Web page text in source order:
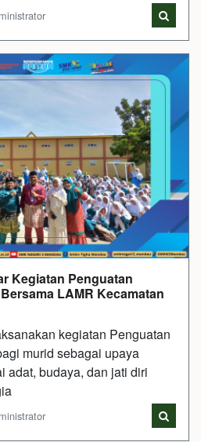
Kegiatan Penguatan
LAMR Kecamatan
kegiatan Penguatan
murid sebagai upaya
adat, budaya, dan jati diri